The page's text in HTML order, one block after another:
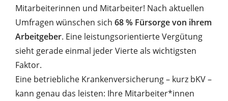
Mitarbeiterinnen und Mitarbeiter! Nach aktuellen
Umfragen wünschen sich 68 % Fürsorge von ihrem
Arbeitgeber. Eine leistungsorientierte Vergütung
sieht gerade einmal jeder Vierte als wichtigsten
Faktor.
Eine betriebliche Krankenversicherung – kurz bKV –
kann genau das leisten: Ihre Mitarbeiter*innen